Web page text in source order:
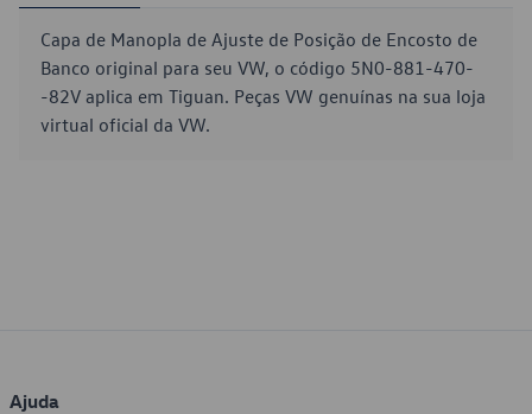
Capa de Manopla de Ajuste de Posição de Encosto de
Banco original para seu VW, o código 5N0-881-470-
-82V aplica em Tiguan. Peças VW genuínas na sua loja
virtual oficial da VW.
Ajuda